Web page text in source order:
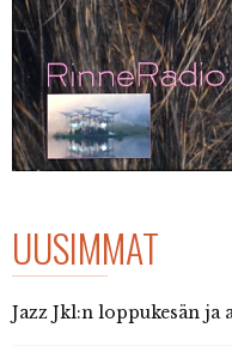
UUSIMMAT
Jazz Jkl:n loppukesän